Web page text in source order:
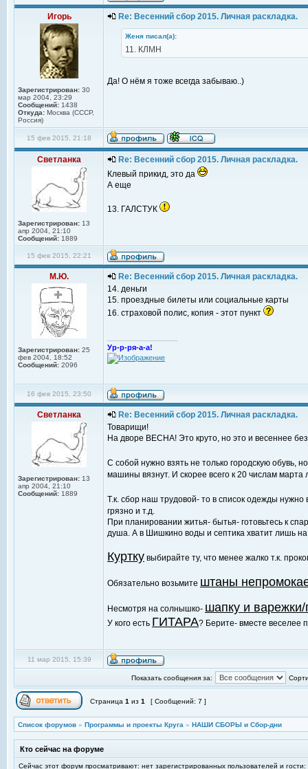
Игорь
Зарегистрирован: 30
мар 2004, 23:29
Сообщений: 1438
Откуда: Москва (СССР,
Россия)
Re: Весенний сбор 2015. Личная раскладка.
Женя писал(а):
11. КЛМН
Да! О нём я тоже всегда забываю..)
15 фев 2015, 21:18
Светланка
Зарегистрирован: 13
апр 2004, 21:10
Сообщений: 1889
Re: Весенний сбор 2015. Личная раскладка.
Клевый прикид, это да
А еще
13. ГАЛСТУК
15 фев 2015, 22:21
М.Ю.
Зарегистрирован: 25
фев 2004, 18:52
Сообщений: 2096
Re: Весенний сбор 2015. Личная раскладка.
14. деньги
15. проездные билеты или социальные карты
16. страховой полис, копия - этот пункт
Ур-р-ря-а-а!
16 фев 2015, 23:50
Светланка
Зарегистрирован: 13
апр 2004, 21:10
Сообщений: 1889
Re: Весенний сбор 2015. Личная раскладка.
Товарищи!
На дворе ВЕСНА! Это круто, но это и весеннее
С собой нужно взять не только городскую обувь,
машины вязнут. И скорее всего к 20 числам
Т.к. сбор наш трудовой- то в список одежды нужно
грязно и т.д.
При планировании житья- бытья- готовьтесь к
душа. А в Шишкино воды и септика хватит лишь
Куртку выбирайте ту, что менее жалко т.к.
Обязательно возьмите штаны
Несмотря на солнышко- шапку и варежки/
У кого есть ГИТАРА? Берите- вместе веселее
11 мар 2015, 15:39
Показать сообщения за:
Страница 1 из 1 [ Сообщений: 7 ]
Список форумов » Программы и проекты Круга » НАШИ СБОРЫ и Сбор-дни
Кто сейчас на форуме
Сейчас этот форум просматривают: нет зарегистрированных пользователей и гости: